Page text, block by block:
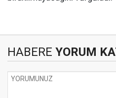
HABERE YORUM